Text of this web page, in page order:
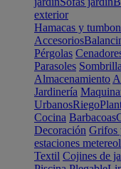
exterior
Hamacas y
Accesorios
Pérgolas
Parasoles
Almacenamiento
Jardinería
UrbanosRiego
Cocina Barbacoas
Decoración Grifos
estaciones
Textil Cojines de